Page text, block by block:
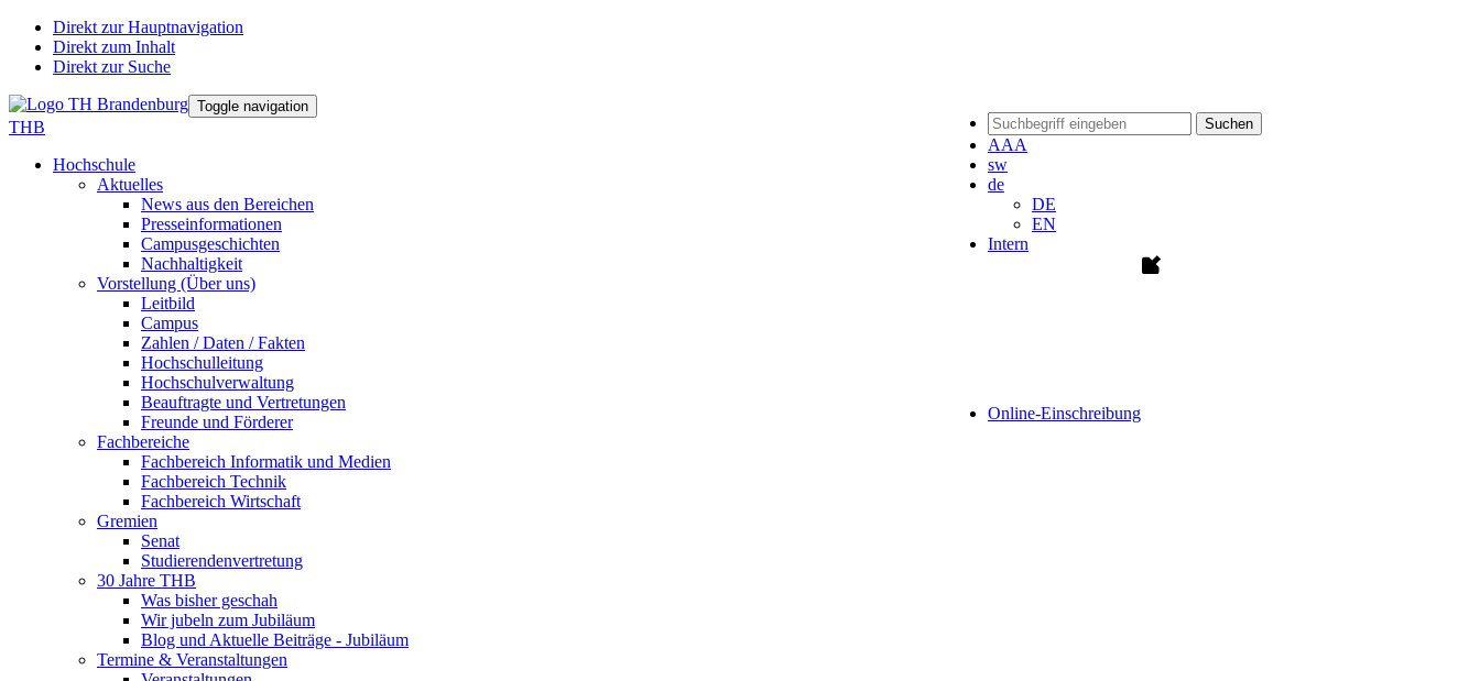
Direkt zur Hauptnavigation
Direkt zum Inhalt
Direkt zur Suche
Suchen
AAA
sw
de
DE
EN
Intern
Online-Einschreibung
Toggle navigation
THB
Hochschule
Aktuelles
News aus den Bereichen
Presseinformationen
Campusgeschichten
Nachhaltigkeit
Vorstellung (Über uns)
Leitbild
Campus
Zahlen / Daten / Fakten
Hochschulleitung
Hochschulverwaltung
Beauftragte und Vertretungen
Freunde und Förderer
Fachbereiche
Fachbereich Informatik und Medien
Fachbereich Technik
Fachbereich Wirtschaft
Gremien
Senat
Studierendenvertretung
30 Jahre THB
Was bisher geschah
Wir jubeln zum Jubiläum
Blog und Aktuelle Beiträge - Jubiläum
Termine & Veranstaltungen